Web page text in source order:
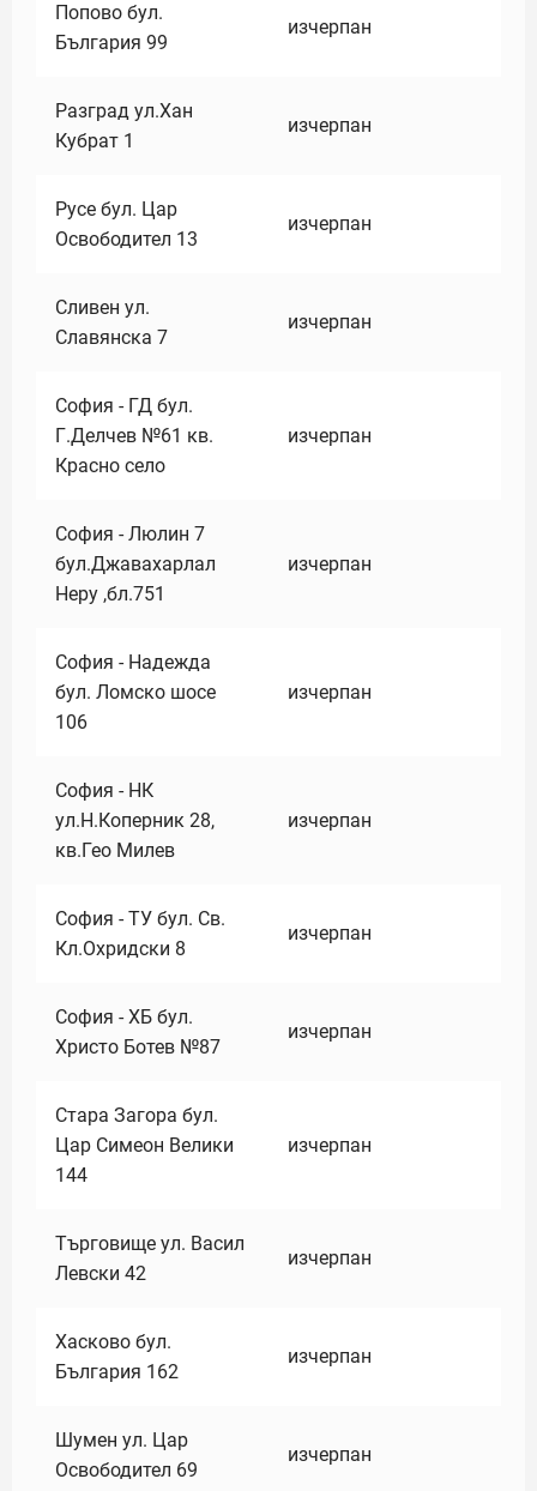
Попово бул.
България 99
изчерпан
Разград ул.Хан
Кубрат 1
изчерпан
Русе бул. Цар
Освободител 13
изчерпан
Сливен ул.
Славянска 7
изчерпан
София - ГД бул.
Г.Делчев №61 кв.
Красно село
изчерпан
София - Люлин 7
бул.Джавахарлал
Неру ,бл.751
изчерпан
София - Надежда
бул. Ломско шосе
106
изчерпан
София - НК
ул.Н.Коперник 28,
кв.Гео Милев
изчерпан
София - ТУ бул. Св.
Кл.Охридски 8
изчерпан
София - ХБ бул.
Христо Ботев №87
изчерпан
Стара Загора бул.
Цар Симеон Велики
144
изчерпан
Търговище ул. Васил
Левски 42
изчерпан
Хасково бул.
България 162
изчерпан
Шумен ул. Цар
Освободител 69
изчерпан